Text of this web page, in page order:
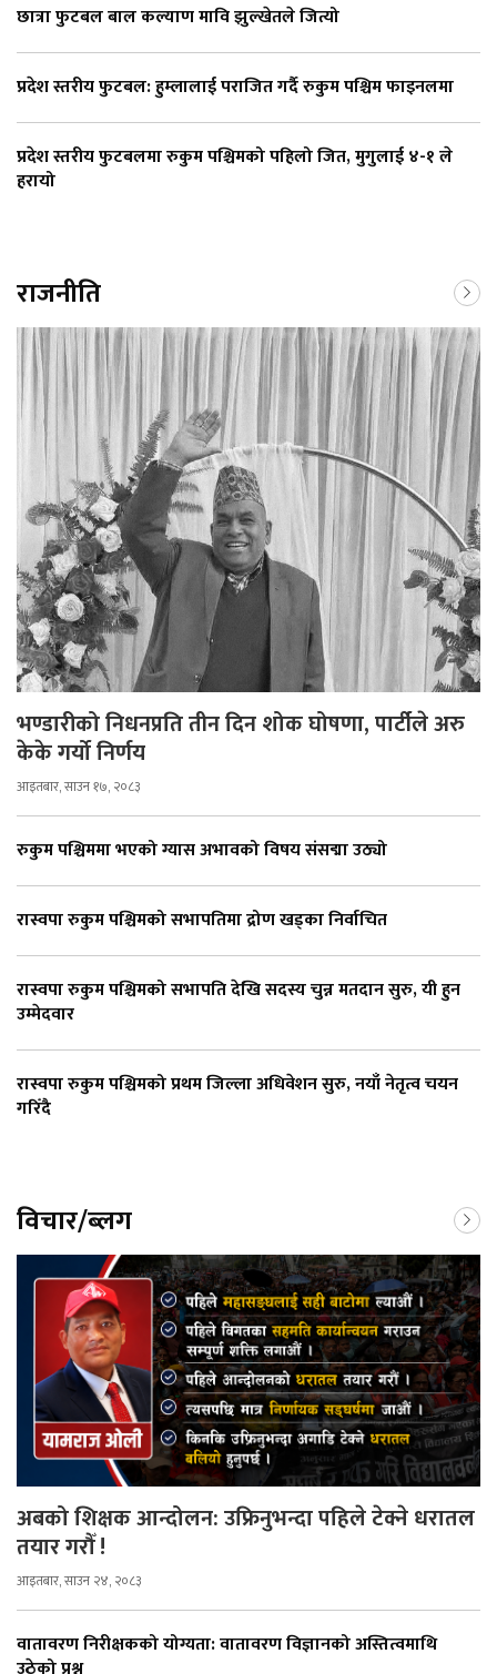
छात्रा फुटबल बाल कल्याण मावि झुल्खेतले जित्यो
प्रदेश स्तरीय फुटबल: हुम्लालाई पराजित गर्दै रुकुम पश्चिम फाइनलमा
प्रदेश स्तरीय फुटबलमा रुकुम पश्चिमको पहिलो जित, मुगुलाई ४-१ ले
हरायो
राजनीति
भण्डारीको निधनप्रति तीन दिन शोक घोषणा, पार्टीले अरु
केके गर्यो निर्णय
आइतबार, साउन १७, २०८३
रुकुम पश्चिममा भएको ग्यास अभावको विषय संसद्मा उठ्यो
रास्वपा रुकुम पश्चिमको सभापतिमा द्रोण खड्का निर्वाचित
रास्वपा रुकुम पश्चिमको सभापति देखि सदस्य चुन्न मतदान सुरु, यी हुन
उम्मेदवार
रास्वपा रुकुम पश्चिमको प्रथम जिल्ला अधिवेशन सुरु, नयाँ नेतृत्व चयन
गरिँदै
विचार/ब्लग
अबको शिक्षक आन्दोलन: उफ्रिनुभन्दा पहिले टेक्ने धरातल
तयार गरौँ !
आइतबार, साउन २४, २०८३
वातावरण निरीक्षकको योग्यता: वातावरण विज्ञानको अस्तित्वमाथि